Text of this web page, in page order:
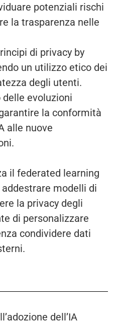
potenziali rischi
la trasparenza nelle
di privacy by
un utilizzo etico dei
degli utenti.
evoluzioni
la conformità
alle nuove
il federated learning
modelli di
la privacy degli
di personalizzare
condividere dati
dell’IA